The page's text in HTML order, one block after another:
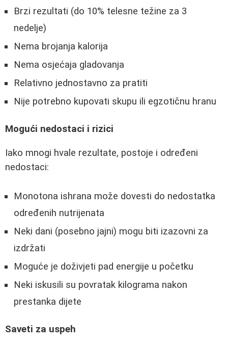
Brzi rezultati (do 10% telesne težine za 3
nedelje)
Nema brojanja kalorija
Nema osjećaja gladovanja
Relativno jednostavno za pratiti
Nije potrebno kupovati skupu ili egzotičnu hranu
Mogući nedostaci i rizici
Iako mnogi hvale rezultate, postoje i određeni
nedostaci:
Monotona ishrana može dovesti do nedostatka
određenih nutrijenata
Neki dani (posebno jajni) mogu biti izazovni za
izdržati
Moguće je doživjeti pad energije u početku
Neki iskusili su povratak kilograma nakon
prestanka dijete
Saveti za uspeh